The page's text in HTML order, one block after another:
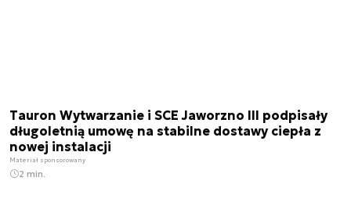
Tauron Wytwarzanie i SCE Jaworzno III podpisały
długoletnią umowę na stabilne dostawy ciepła z
nowej instalacji
Materiał sponsorowany
2 min.